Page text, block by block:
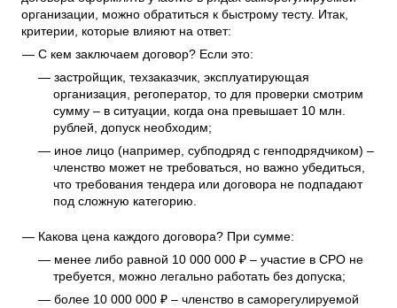
организации, можно обратиться к быстрому тесту. Итак,
критерии, которые влияют на ответ:
С кем заключаем договор? Если это:
застройщик, техзаказчик, эксплуатирующая
организация, регоператор, то для проверки смотрим
сумму – в ситуации, когда она превышает 10 млн.
рублей, допуск необходим;
иное лицо (например, субподряд с генподрядчиком) –
членство может не требоваться, но важно убедиться,
что требования тендера или договора не подпадают
под сложную категорию.
Какова цена каждого договора? При сумме:
менее либо равной 10 000 000 ₽ – участие в СРО не
требуется, можно легально работать без допуска;
более 10 000 000 ₽ – членство в саморегулируемой